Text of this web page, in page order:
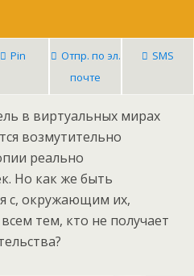
Pin
Отпр. по эл.
почте
SMS
в виртуальных мирах
возмутительно
реально
Но как же быть
с, окружающим их,
тем, кто не получает